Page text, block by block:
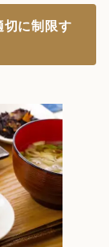
に制限す